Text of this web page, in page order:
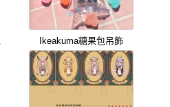
Ikeakuma糖果包吊飾